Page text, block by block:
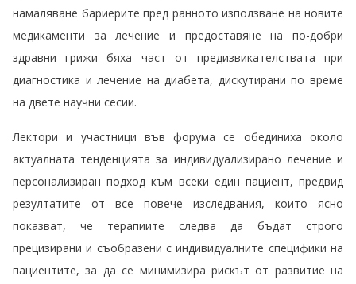
намаляване бариерите пред ранното използване на новите
медикаменти за лечение и предоставяне на по-добри
здравни грижи бяха част от предизвикателствата при
диагностика и лечение на диабета, дискутирани по време
на двете научни сесии.
Лектори и участници във форума се обединиха около
актуалната тенденцията за индивидуализирано лечение и
персонализиран подход към всеки един пациент, предвид
резултатите от все повече изследвания, които ясно
показват, че терапиите следва да бъдат строго
прецизирани и съобразени с индивидуалните специфики на
пациентите, за да се минимизира рискът от развитие на